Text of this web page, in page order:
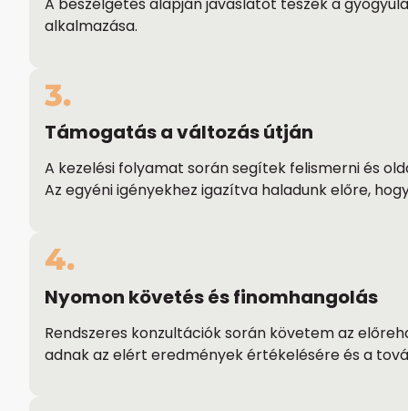
A beszélgetés alapján javaslatot teszek a
alkalmazása.
3.
Támogatás a változás útján
A kezelési folyamat során segítek felismerni és
Az egyéni igényekhez igazítva haladunk előre,
4.
Nyomon követés és finomhangolás
Rendszeres konzultációk során követem az
adnak az elért eredmények értékelésére és a